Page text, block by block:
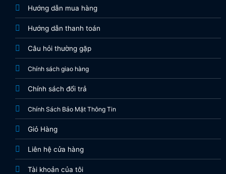
Hướng dẫn mua hàng
Hướng dẫn thanh toán
Câu hỏi thường gặp
Chính sách giao hàng
Chính sách đổi trả
Chính Sách Bảo Mật Thông Tin
Giỏ Hàng
Liên hệ cửa hàng
Tài khoản của tôi